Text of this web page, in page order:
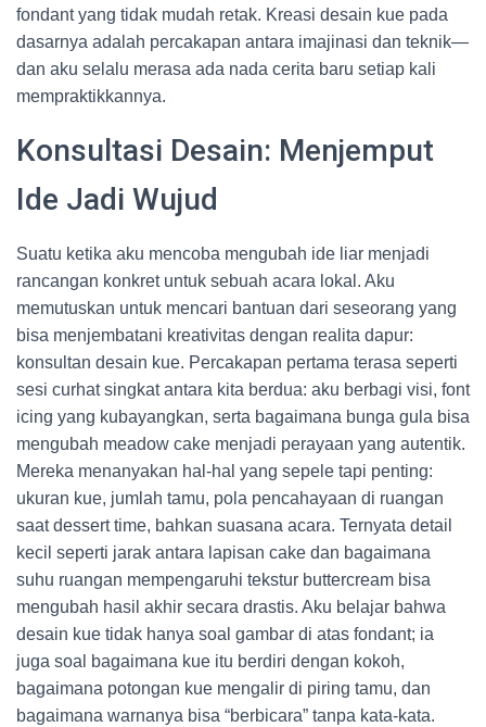
fondant yang tidak mudah retak. Kreasi desain kue pada
dasarnya adalah percakapan antara imajinasi dan teknik—
dan aku selalu merasa ada nada cerita baru setiap kali
mempraktikkannya.
Konsultasi Desain: Menjemput
Ide Jadi Wujud
Suatu ketika aku mencoba mengubah ide liar menjadi
rancangan konkret untuk sebuah acara lokal. Aku
memutuskan untuk mencari bantuan dari seseorang yang
bisa menjembatani kreativitas dengan realita dapur:
konsultan desain kue. Percakapan pertama terasa seperti
sesi curhat singkat antara kita berdua: aku berbagi visi, font
icing yang kubayangkan, serta bagaimana bunga gula bisa
mengubah meadow cake menjadi perayaan yang autentik.
Mereka menanyakan hal-hal yang sepele tapi penting:
ukuran kue, jumlah tamu, pola pencahayaan di ruangan
saat dessert time, bahkan suasana acara. Ternyata detail
kecil seperti jarak antara lapisan cake dan bagaimana
suhu ruangan mempengaruhi tekstur buttercream bisa
mengubah hasil akhir secara drastis. Aku belajar bahwa
desain kue tidak hanya soal gambar di atas fondant; ia
juga soal bagaimana kue itu berdiri dengan kokoh,
bagaimana potongan kue mengalir di piring tamu, dan
bagaimana warnanya bisa “berbicara” tanpa kata-kata.